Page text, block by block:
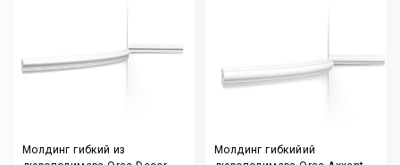
Молдинг гибкий из
Молдинг гибкийий